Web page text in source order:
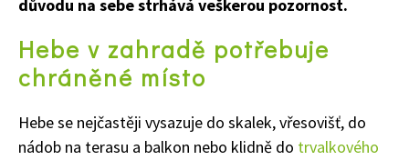
důvodu na sebe strhává veškerou pozornost.
Hebe v zahradě potřebuje
chráněné místo
Hebe se nejčastěji vysazuje do skalek, vřesovišť, do
nádob na terasu a balkon nebo klidně do trvalkového